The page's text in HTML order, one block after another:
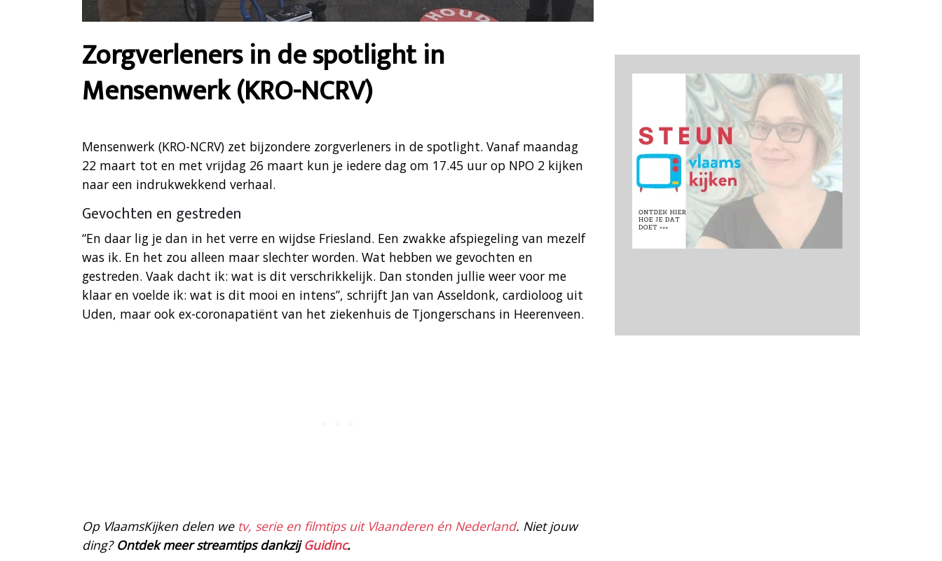
Zorgverleners in de spotlight in
Mensenwerk (KRO-NCRV)
Mensenwerk (KRO-NCRV) zet bijzondere zorgverleners in de spotlight. Vanaf maandag
22 maart tot en met vrijdag 26 maart kun je iedere dag om 17.45 uur op NPO 2 kijken
naar een indrukwekkend verhaal.
Gevochten en gestreden
“En daar lig je dan in het verre en wijdse Friesland. Een zwakke afspiegeling van mezelf
was ik. En het zou alleen maar slechter worden. Wat hebben we gevochten en
gestreden. Vaak dacht ik: wat is dit verschrikkelijk. Dan stonden jullie weer voor me
klaar en voelde ik: wat is dit mooi en intens”, schrijft Jan van Asseldonk, cardioloog uit
Uden, maar ook ex-coronapatiënt van het ziekenhuis de Tjongerschans in Heerenveen.
Op VlaamsKijken delen we tv, serie en filmtips uit Vlaanderen én Nederland. Niet jouw
ding? Ontdek meer streamtips dankzijGuidinc.